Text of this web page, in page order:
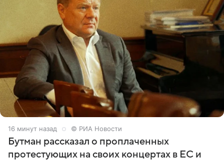
16 минут назад © РИА Новости
Бутман рассказал о проплаченных
протестующих на своих концертах в ЕС и